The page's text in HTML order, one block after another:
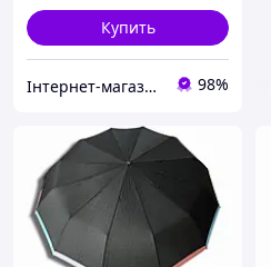
Купить
Інтернет-магазин Sport Year 98%